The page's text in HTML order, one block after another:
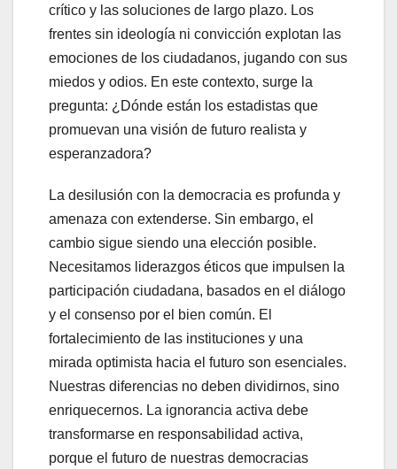
crítico y las soluciones de largo plazo. Los
frentes sin ideología ni convicción explotan las
emociones de los ciudadanos, jugando con sus
miedos y odios. En este contexto, surge la
pregunta: ¿Dónde están los estadistas que
promuevan una visión de futuro realista y
esperanzadora?
La desilusión con la democracia es profunda y
amenaza con extenderse. Sin embargo, el
cambio sigue siendo una elección posible.
Necesitamos liderazgos éticos que impulsen la
participación ciudadana, basados en el diálogo
y el consenso por el bien común. El
fortalecimiento de las instituciones y una
mirada optimista hacia el futuro son esenciales.
Nuestras diferencias no deben dividirnos, sino
enriquecernos. La ignorancia activa debe
transformarse en responsabilidad activa,
porque el futuro de nuestras democracias